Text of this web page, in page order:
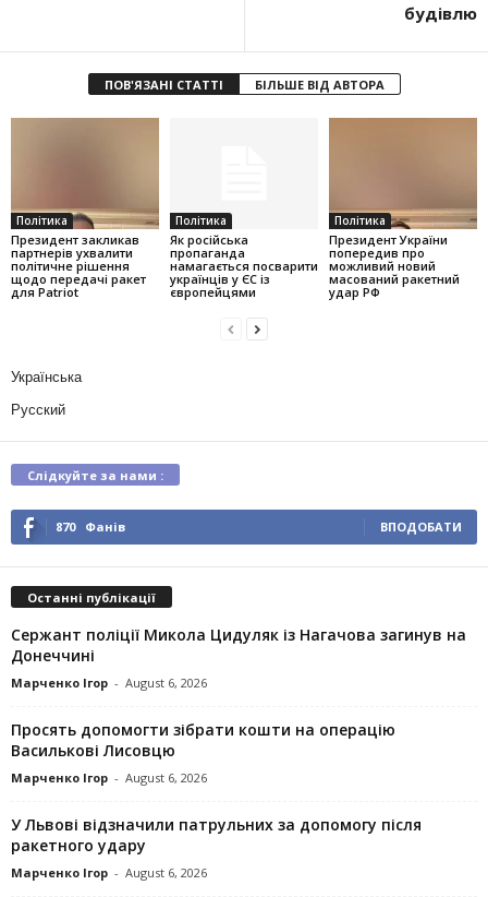
будівлю
ПОВ'ЯЗАНІ СТАТТІ БІЛЬШЕ ВІД АВТОРА
Політика
Президент закликав
партнерів ухвалити
політичне рішення
щодо передачі ракет
для Patriot
Політика
Як російська
пропаганда
намагається посварити
українців у ЄС із
європейцями
Політика
Президент України
попередив про
можливий новий
масований ракетний
удар РФ
Українська
Русский
Слідкуйте за нами :
870 Фанів ВПОДОБАТИ
Останні публікації
Сержант поліції Микола Цидуляк із Нагачова загинув на
Донеччині
Марченко Ігор - August 6, 2026
Просять допомогти зібрати кошти на операцію
Василькові Лисовцю
Марченко Ігор - August 6, 2026
У Львові відзначили патрульних за допомогу після
ракетного удару
Марченко Ігор - August 6, 2026